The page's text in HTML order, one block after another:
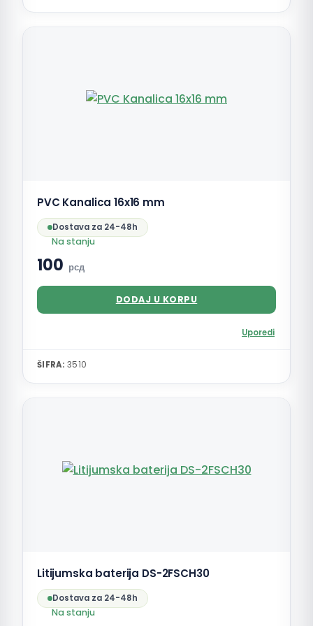
PVC Kanalica 16x16 mm
Dostava za 24-48h
Na stanju
100 рсд
DODAJ U KORPU
Uporedi
ŠIFRA: 3510
Litijumska baterija DS-2FSCH30
Dostava za 24-48h
Na stanju